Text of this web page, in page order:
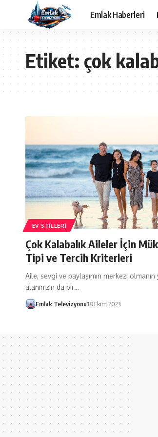
Emlak Haberleri
Etiket:çok
EV STILLERI
Çok Kalabalık Aileler İçin
Tipi ve Tercih Kriterleri
Aile, sevgi ve paylaşımın merkezi olmanın
alanınızın da bir…
Emlak Televizyonu18 Ekim 2023